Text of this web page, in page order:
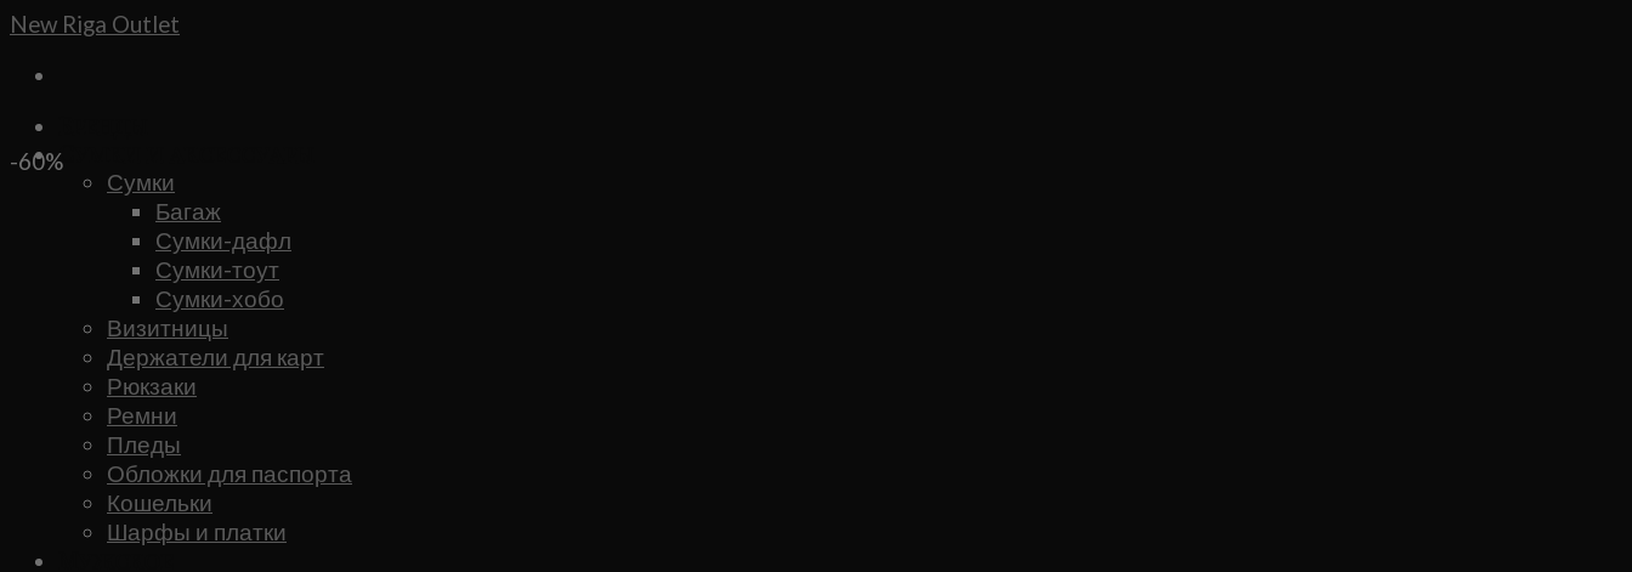
Skip
content
New Riga Outlet
Сумки и аксессуары
Сумки
Багаж
Сумки-дафл
Сумки-тоут
Сумки-хобо
Визитницы
Держатели для карт
Рюкзаки
Ремни
Пледы
Обложки для паспорта
Кошельки
Шарфы и платки
-60%